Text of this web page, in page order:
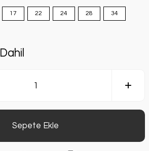
17 22 24 28 34
Sepete Ekle